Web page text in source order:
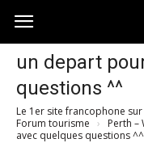
Australia-
australie.com
un depart
questions ^^
Le 1er site francophone
Forum tourisme › Perth –
avec quelques questions ^^